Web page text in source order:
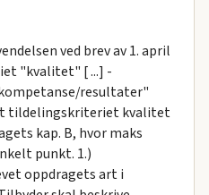
ved brev av 1. april
"kvalitet" [ ...] -
resultater"
tildelingskriteriet kvalitet
kap. B, hvor maks
punkt. 1.)
oppdragets art i